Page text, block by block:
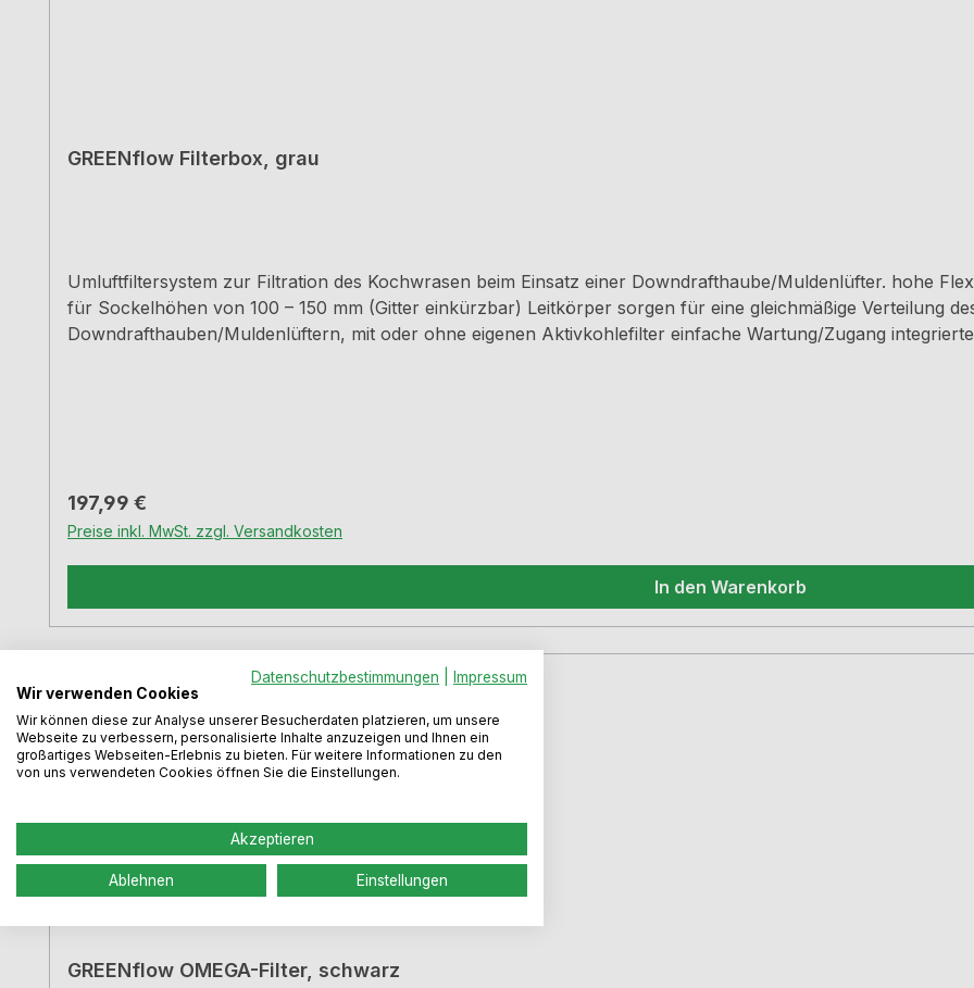
GREENflow Filterbox, grau
Umluftfiltersystem zur Filtration des Kochwrasen beim Einsatz einer Downdrafthaube/Muldenlüfter. hohe
für Sockelhöhen von 100 – 150 mm (Gitter einkürzbar) Leitkörper sorgen für eine gleichmäßige Verteilung
Downdrafthauben/Muldenlüftern, mit oder ohne eigenen Aktivkohlefilter einfache Wartung/Zugang
Regulärer Preis:
197,99 €
Preise inkl. MwSt. zzgl. Versandkosten
In den Warenkorb
GREENflow OMEGA-Filter, schwarz
Datenschutzbestimmungen
Impressum
Wir verwenden Cookies
Wir können diese zur Analyse unserer Besucherdaten platzieren, um unsere
Webseite zu verbessern, personalisierte Inhalte anzuzeigen und Ihnen ein
großartiges Webseiten-Erlebnis zu bieten. Für weitere Informationen zu den
von uns verwendeten Cookies öffnen Sie die Einstellungen.
Akzeptieren
Ablehnen Einstellungen